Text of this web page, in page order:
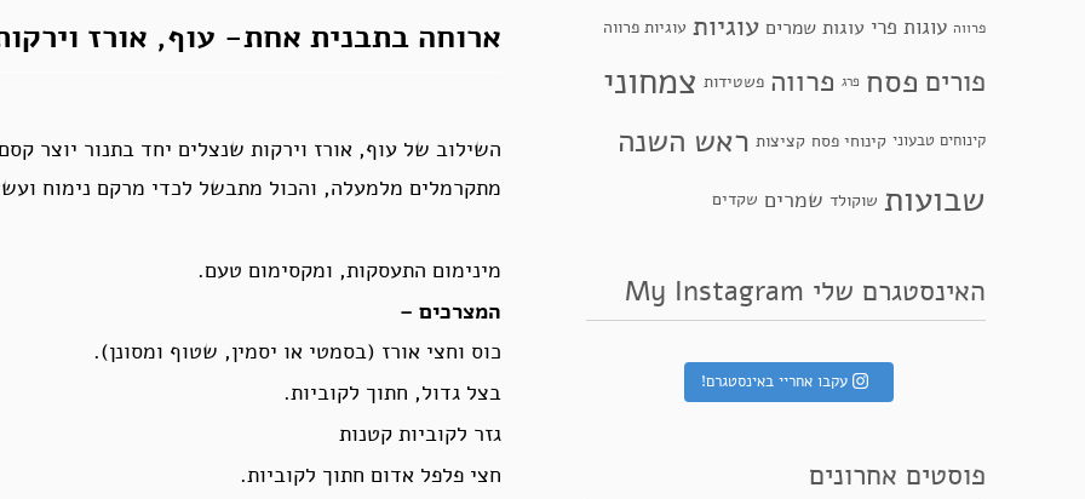
ארוחה בתבנית אחת- עוף, אורז
השילוב של עוף, אורז וירקות שנצלים יחד בתנור יוצר
מתקרמלים מלמעלה, והכול מתבשל לכדי מרקם נימוח
מינימום התעסקות, ומקסימום טעם.
המצרכים –
כוס וחצי אורז (בסמטי או יסמין, שטוף ומסונן).
בצל גדול, חתוך לקוביות.
גזר לקוביות קטנות
חצי פלפל אדום חתוך לקוביות.
פרווה עוגות פרי עוגות שמרים עוגיות עוגיות פרווה
פורים פסח פרג פרווה פשטידות צמחוני
קינוחים טבעוני קינוחי פסח קציצות ראש השנה
שבועות שוקולד שמרים שקדים
האינסטגרם שלי My Instagram
עקבו אחריי באינסטגרם!
פוסטים אחרונים